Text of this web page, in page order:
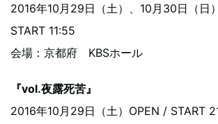
2016年10月29日（土）、10月30日（日
START 11:55
会場：京都府 KBSホール
『vol.夜露死苦』
2016年10月29日（土）OPEN / START